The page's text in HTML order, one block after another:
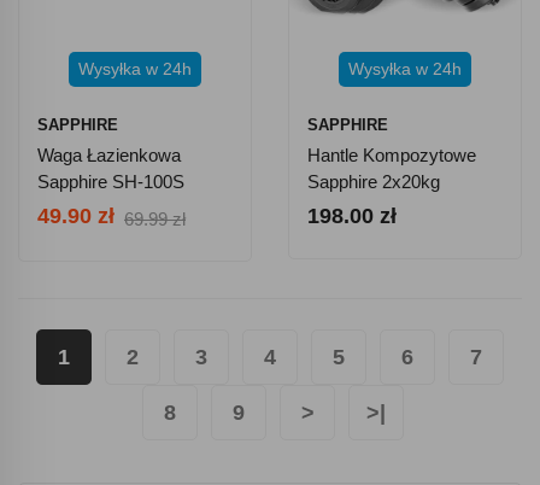
Wysyłka w 24h
SAPPHIRE
Waga Łazienkowa
Sapphire SH-100S
Bluetooth - Czarna
49.90 zł 69.99 zł
Wysyłka w 24h
SAPPHIRE
Hantle Kompozytowe
Sapphire 2x20kg
198.00 zł
1 2 3 4 5 6 7
8 9 > >|